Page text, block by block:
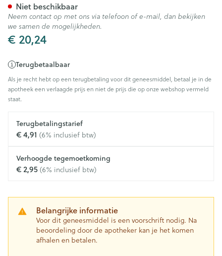
€ 20,24
Terugbetaalbaar
Als je recht hebt op een terugbetaling voor dit geneesmiddel, betaal je in de
apotheek een verlaagde prijs en niet de prijs die op onze webshop vermeld
staat.
Terugbetalingstarief
€ 4,91 (6% inclusief btw)
Verhoogde tegemoetkoming
€ 2,95(6% inclusief btw)
Belangrijke informatie
Voor dit geneesmiddel is een voorschrift nodig. Na
beoordeling door de apotheker kan je het komen
afhalen en betalen.
Niet beschikbaar
Neem contact op met ons via telefoon of e-mail, dan bekijken
we samen de mogelijkheden.